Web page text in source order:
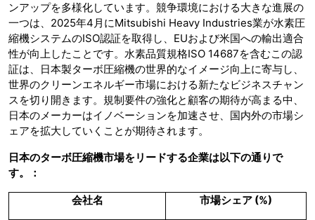
ンアップを多様化しています。競争環境における大きな進展の
一つは、2025年4月にMitsubishi Heavy Industries業が水素圧
縮機システムのISO認証を取得し、EUおよび米国への輸出適合
性が向上したことです。水素品質規格ISO 14687を含むこの認
証は、日本製ターボ圧縮機の世界的なイメージ向上に寄与し、
世界のクリーンエネルギー市場における新たなビジネスチャン
スを切り開きます。規制要件の強化と顧客の期待が高まる中、
日本のメーカーはイノベーションを加速させ、国内外の市場シ
ェアを拡大​​していくことが期待されます。
日本のターボ圧縮機市場をリードする企業は以下の通りで
す。：
会社名 市場シェア (%)